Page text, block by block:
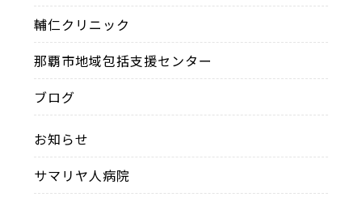
輔仁クリニック
那覇市地域包括支援センター
ブログ
お知らせ
サマリヤ人病院